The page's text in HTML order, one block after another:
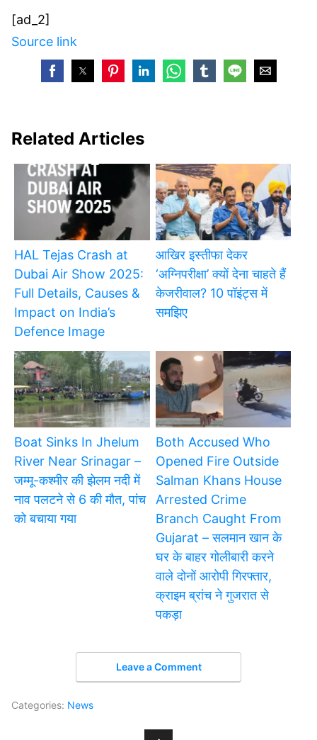
[ad_2]
Source link
Related Articles
HAL Tejas Crash at
Dubai Air Show 2025:
Full Details, Causes &
Impact on India’s
Defence Image
आखिर इस्तीफा देकर
‘अग्निपरीक्षा’ क्यों देना चाहते हैं
केजरीवाल? 10 पॉइंट्स में
समझिए
Boat Sinks In Jhelum
River Near Srinagar –
जम्मू-कश्मीर की झेलम नदी में
नाव पलटने से 6 की मौत, पांच
को बचाया गया
Both Accused Who
Opened Fire Outside
Salman Khans House
Arrested Crime
Branch Caught From
Gujarat – सलमान खान के
घर के बाहर गोलीबारी करने
वाले दोनों आरोपी गिरफ्तार,
क्राइम ब्रांच ने गुजरात से
पकड़ा
Leave a Comment
Categories: News